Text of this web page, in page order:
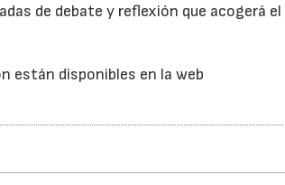
de debate y reflexión que acogerá el
están disponibles en la web